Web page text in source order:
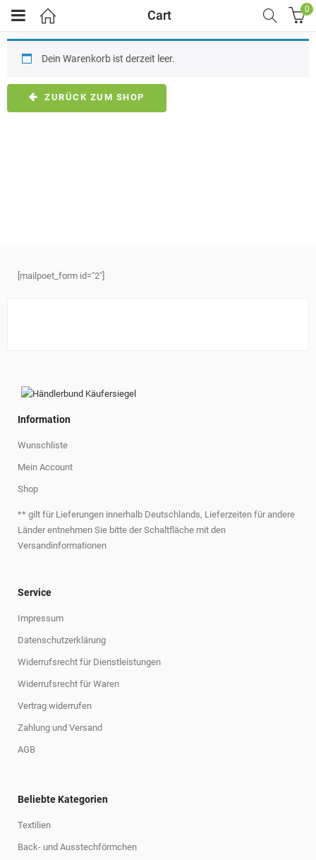
Cart 0
Dein Warenkorb ist derzeit leer.
ZURÜCK ZUM SHOP
[mailpoet_form id="2"]
Information
Wunschliste
Mein Account
Shop
** gilt für Lieferungen innerhalb Deutschlands, Lieferzeiten für andere
Länder entnehmen Sie bitte der Schaltfläche mit den
Versandinformationen
Service
Impressum
Datenschutzerklärung
Widerrufsrecht für Dienstleistungen
Widerrufsrecht für Waren
Vertrag widerrufen
Zahlung und Versand
AGB
Beliebte Kategorien
Textilien
Back- und Ausstechförmchen